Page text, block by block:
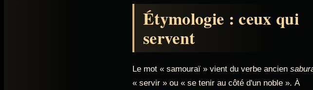
Étymologie : ceux qui
servent
Le mot « samouraï » vient du verbe ancien
« servir » ou « se tenir au côté d'un noble ». À